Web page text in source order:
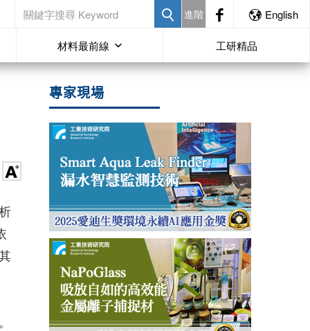
進階 English
材料最前線 工研精品
專家現場